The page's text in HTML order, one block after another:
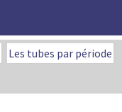
Les tubes par période